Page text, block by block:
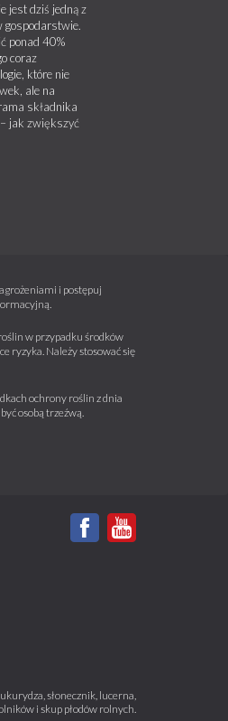
jest dziś jedną z
gospodarstwie.
ponad 40%
coraz
które nie
ale na
składnika
jak zwiększyć
i postępuj
w przypadku środków
ryzyka. Należy stosować się
ochrony roślin z dnia
osobą trzeźwą.
słonecznik, lucerna,
i skup płodów rolnych.